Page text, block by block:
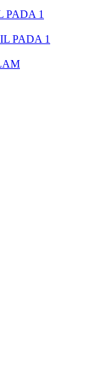
PADA 1
PADA 1